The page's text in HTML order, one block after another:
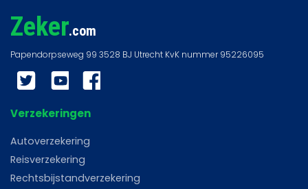
Zeker.com
Twitter YouTube
Verzekeringen
Autoverzekering
Reisverzekering
Rechtsbijstandverzekering